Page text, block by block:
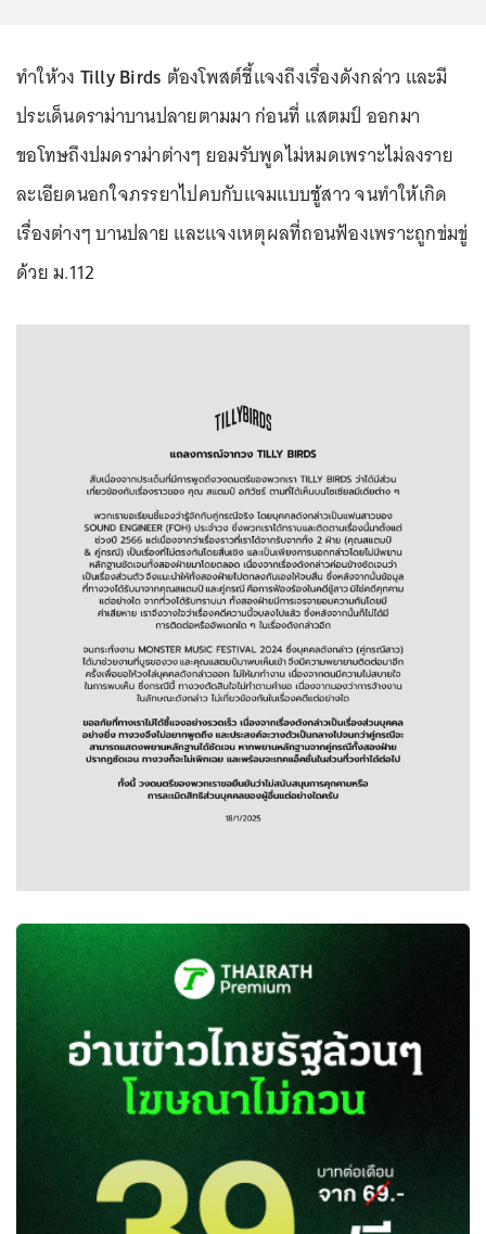
ทำให้วง Tilly Birds ต้องโพสต์ชี้แจงถึงเรื่องดังกล่าว และมี
ประเด็นดราม่าบานปลายตามมา ก่อนที่ แสตมป์ ออกมา
ขอโทษถึงปมดราม่าต่างๆ ยอมรับพูดไม่หมดเพราะไม่ลงราย
ละเอียดนอกใจภรรยาไปคบกับแจมแบบชู้สาว จนทำให้เกิด
เรื่องต่างๆ บานปลาย และแจงเหตุผลที่ถอนฟ้องเพราะถูกข่มขู่
ด้วย ม.112